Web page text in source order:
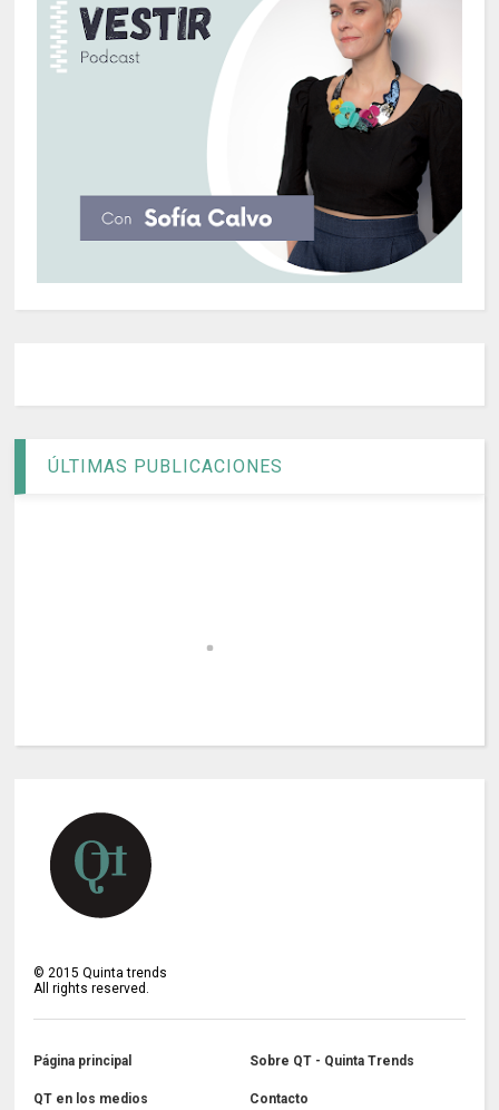
ÚLTIMAS PUBLICACIONES
© 2015 Quinta trends
All rights reserved.
Página principal Sobre QT - Quinta Trends
QT en los medios Contacto